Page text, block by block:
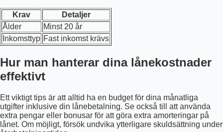
Krav
Detaljer
Ålder
Minst 20 år
Inkomsttyp Fast inkomst krävs
Hur man hanterar dina lånekostnader
effektivt
Ett viktigt tips är att alltid ha en budget för dina månatliga
utgifter inklusive din lånebetalning. Se också till att använda
extra pengar eller bonusar för att göra extra amorteringar på
lånet. Om möjligt, försök undvika ytterligare skuldsättning under